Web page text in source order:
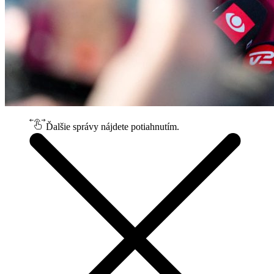
Ďalšie správy nájdete potiahnutím.